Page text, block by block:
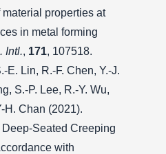
properties at
in metal forming
Intl., 171, 107518.
E. Lin, R.-F. Chen, Y.-J.
S.-P. Lee, R.-Y. Wu,
H. Chan (2021).
Seated Creeping
with